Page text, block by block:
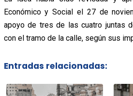
Económico y Social el 27 de
apoyo de tres de las cuatro juntas
con el tramo de la calle, según sus
Entradas relacionadas: